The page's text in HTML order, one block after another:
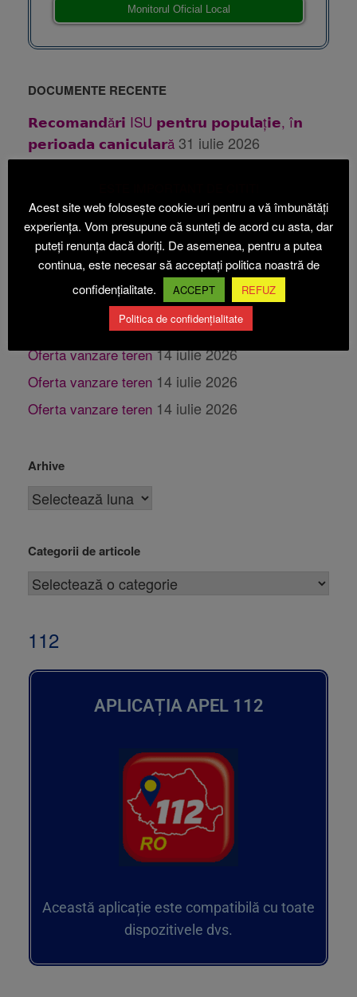
Monitorul Oficial Local
DOCUMENTE RECENTE
𝗥𝗲𝗰𝗼𝗺𝗮𝗻𝗱ă𝗿𝗶 ISU 𝗽𝗲𝗻𝘁𝗿𝘂 𝗽𝗼𝗽𝘂𝗹𝗮ț𝗶𝗲, î𝗻
𝗽𝗲𝗿𝗶𝗼𝗮𝗱𝗮 𝗰𝗮𝗻𝗶𝗰𝘂𝗹𝗮𝗿ă 31 iulie 2026
Anunt PUZ Etapa 1 Beica 24 iulie 2026
Anunt PUZ Etapa 2 ABI ECOACVACULTURA 24
iulie 2026
Oferta vanzare teren 14 iulie 2026
Oferta vanzare teren 14 iulie 2026
Oferta vanzare teren 14 iulie 2026
Oferta vanzare teren 14 iulie 2026
Oferta vanzare teren 14 iulie 2026
Arhive
Categorii de articole
112
APLICAȚIA APEL 112
Această aplicație este compatibilă cu toate
dispozitivele dvs.
Acest site web folosește cookie-uri pentru a vă îmbunătăți
experiența. Vom presupune că sunteți de acord cu asta, dar
puteți renunța dacă doriți. De asemenea, pentru a putea
continua, este necesar să acceptați politica noastră de
confidențialitate.
ACCEPT
REFUZ
Politica de confidențialitate